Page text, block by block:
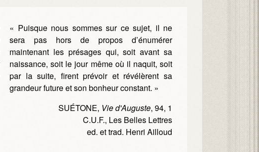
« Puisque nous sommes sur ce sujet, il ne
sera pas hors de propos d’énumérer
maintenant les présages qui, soit avant sa
naissance, soit le jour même où il naquit, soit
par la suite, firent prévoir et révélèrent sa
grandeur future et son bonheur constant. »
SUÉTONE, Vie d'Auguste, 94, 1
C.U.F., Les Belles Lettres
ed. et trad. Henri Ailloud